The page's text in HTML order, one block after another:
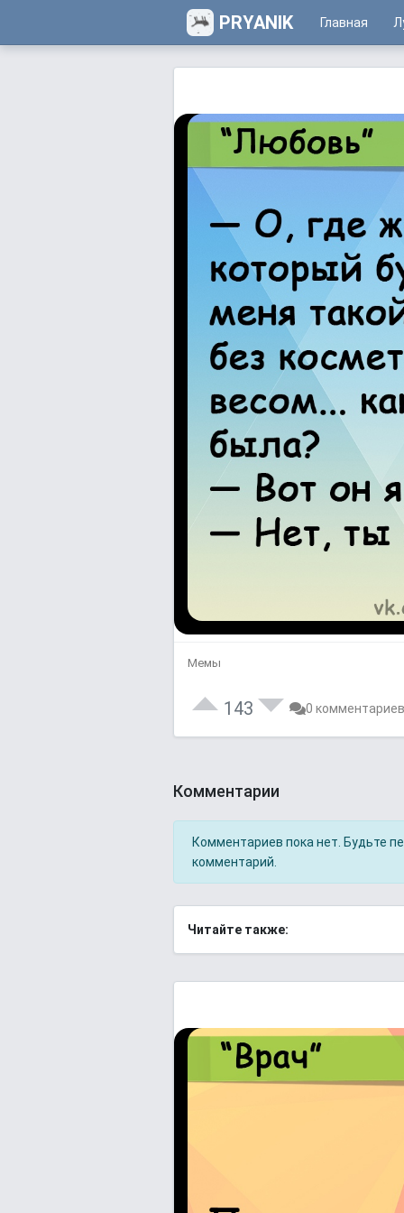
PRYANIK Главная
Мемы
143 0 комментариев
Комментарии
Комментариев пока нет. Будьте
комментарий.
Читайте также: